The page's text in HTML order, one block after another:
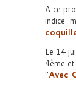
A ce
indice-
Le 14
4ème
Avec